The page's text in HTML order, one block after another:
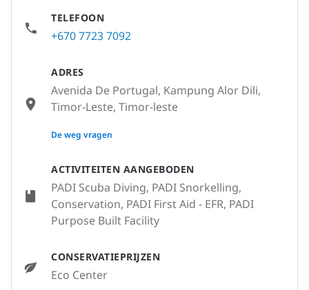
ACTIVITEITEN AANGEBODEN
PADI Scuba Diving, PADI Snorkelling,
Conservation, PADI First Aid - EFR, PADI
Purpose Built Facility
CONSERVATIEPRIJZEN
Eco Center
TELEFOON
+670 7723 7092
ADRES
Avenida De Portugal, Kampung Alor Dili,
Timor-Leste, Timor-leste
None
De weg vragen